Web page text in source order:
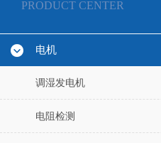
PRODUCT CENTER
电机
调湿发电机
电阻检测